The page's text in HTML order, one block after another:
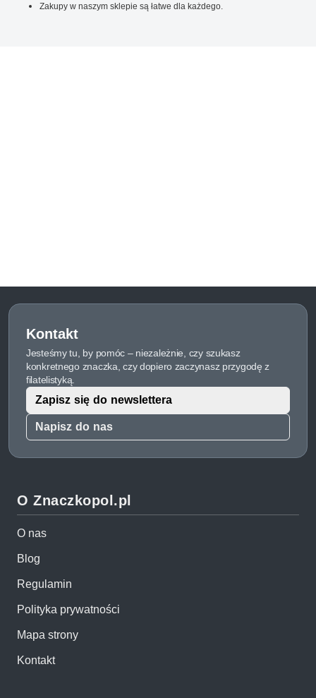
Zakupy w naszym sklepie są łatwe dla każdego.
Kontakt
Jesteśmy tu, by pomóc – niezależnie, czy szukasz
konkretnego znaczka, czy dopiero zaczynasz przygodę z
filatelistyką.
Napisz do nas
Zapisz się do newslettera
O Znaczkopol.pl
O nas
Blog
Regulamin
Polityka prywatności
Mapa strony
Kontakt